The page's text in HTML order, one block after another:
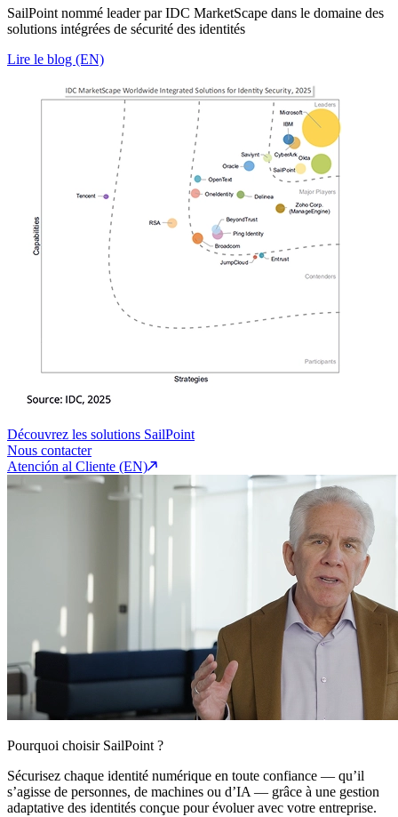
SailPoint nommé leader par IDC MarketScape dans le domaine des
solutions intégrées de sécurité des identités
Lire le blog (EN)
Découvrez les solutions SailPoint
Nous contacter
Atención al Cliente (EN)
Pourquoi choisir SailPoint ?
Sécurisez chaque identité numérique en toute confiance — qu’il
s’agisse de personnes, de machines ou d’IA — grâce à une gestion
adaptative des identités conçue pour évoluer avec votre entreprise.